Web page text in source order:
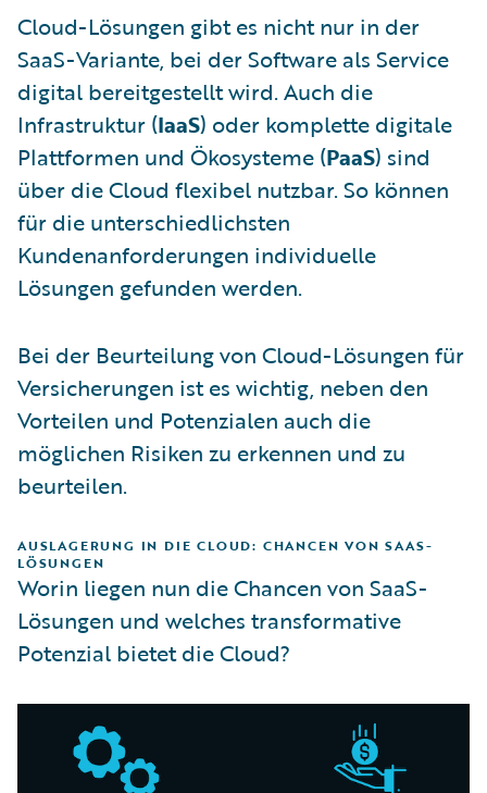
Cloud-Lösungen gibt es nicht nur in der
SaaS-Variante, bei der Software als Service
digital bereitgestellt wird. Auch die
Infrastruktur (IaaS) oder komplette digitale
Plattformen und Ökosysteme (PaaS) sind
über die Cloud flexibel nutzbar. So können
für die unterschiedlichsten
Kundenanforderungen individuelle
Lösungen gefunden werden.
Bei der Beurteilung von Cloud-Lösungen für
Versicherungen ist es wichtig, neben den
Vorteilen und Potenzialen auch die
möglichen Risiken zu erkennen und zu
beurteilen.
AUSLAGERUNG IN DIE CLOUD: CHANCEN VON SAAS-
LÖSUNGEN
Worin liegen nun die Chancen von SaaS-
Lösungen und welches transformative
Potenzial bietet die Cloud?